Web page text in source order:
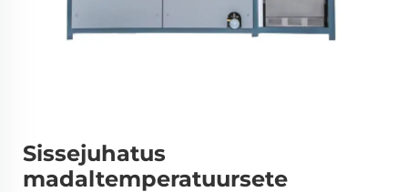
Sissejuhatus
madaltemperatuursete